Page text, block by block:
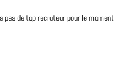
pas de top recruteur pour le